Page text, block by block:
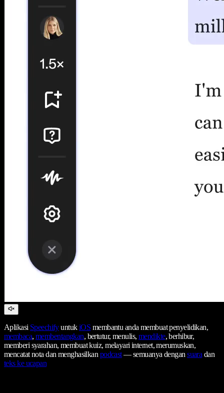
Aplikasi SpeechifyuntukiOS membantu anda membuat penyelidikan,
membaca, membentangkan, bertutur, menulis, mendikte, berhibur,
memberi syarahan, membuat kuiz, melayari internet, merumuskan,
mencatat nota dan menghasilkanpodcast— semuanya dengansuaradan
teks ke ucapan